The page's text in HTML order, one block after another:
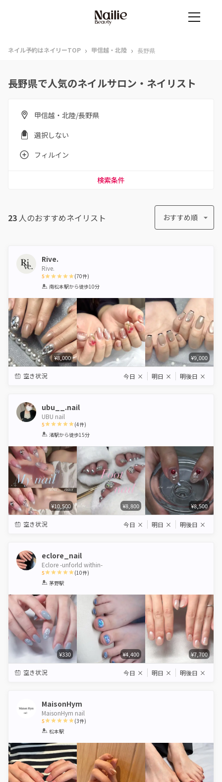
ネイル予約はネイリーTOP › 甲信越・北陸 › 長野県
長野県で人気のネイルサロン・ネイリスト
甲信越・北陸/長野県
選択しない
フィルイン
検索条件
23 人のおすすめネイリスト おすすめ順
Rive.
Rive.
5
1 2 3 4 5
(70件)
南松本駅から徒歩10分
¥8,000 ¥9,000
空き状況 今日 × 明日 × 明後日 ×
ubu__.nail
UBU nail
5
1 2 3 4 5
(4件)
渚駅から徒歩15分
¥10,500 ¥8,800 ¥8,500
空き状況 今日 × 明日 × 明後日 ×
eclore_nail
Eclore -unforld within-
5
1 2 3 4
(10件)
茅野駅
¥330 ¥4,400 ¥7,700
空き状況 今日 × 明日 × 明後日 ×
MaisonHym
MaisonHym nail
5
1 2 3 4
(3件)
松本駅